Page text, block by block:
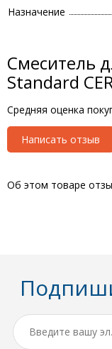
Назначение
Смеситель
Standard
Средняя оценка
Написать отзыв
Об этом товаре